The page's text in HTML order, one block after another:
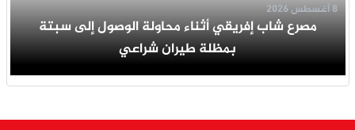
مصرع شاب إفريقي أثناء محاولة الوصول إلى سبتة
بمظلة طيران شراعي
8 أغسطس 2026